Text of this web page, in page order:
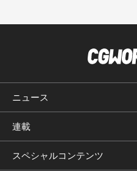
ニュース
連載
スペシャルコンテンツ